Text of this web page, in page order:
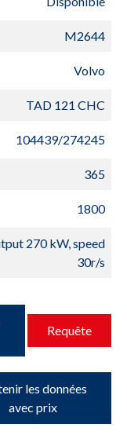
M2644
Volvo
TAD 121 CHC
104439/274245
365
1800
270 kW, speed
30r/s
Requête
les données
avec prix